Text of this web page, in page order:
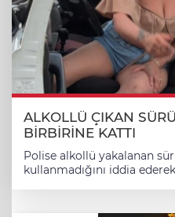
ALKOLLÜ ÇIKAN
BİRBİRİNE KATTI
Polise alkollü yakalanan
kullanmadığını iddia
otomobil sürücüsünün